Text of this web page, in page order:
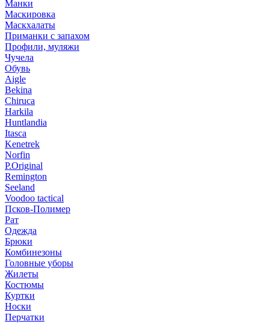
Манки
Маскировка
Маскхалаты
Приманки с запахом
Профили, муляжи
Чучела
Обувь
Aigle
Bekina
Chiruсa
Harkila
Huntlandia
Itasca
Kenetrek
Norfin
P.Original
Remington
Seeland
Voodoo tactical
Псков-Полимер
Рат
Одежда
Брюки
Комбинезоны
Головные уборы
Жилеты
Костюмы
Куртки
Носки
Перчатки